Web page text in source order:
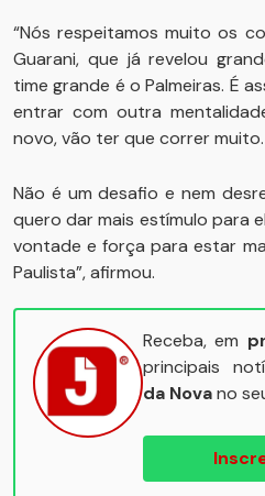
“Nós respeitamos muito os
Guarani, que já revelou
time grande é o Palmeiras. É
entrar com outra
novo, vão ter que correr muito.
Não é um desafio e nem
quero dar mais estímulo para
vontade e força para estar
Paulista”, afirmou.
Receba, em
principais
da Novano